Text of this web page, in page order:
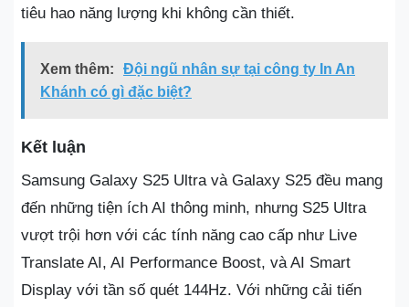
tiêu hao năng lượng khi không cần thiết.
Xem thêm:
Đội ngũ nhân sự tại công ty In An
Khánh có gì đặc biệt?
Kết luận
Samsung Galaxy S25 Ultra và Galaxy S25 đều mang
đến những tiện ích AI thông minh, nhưng S25 Ultra
vượt trội hơn với các tính năng cao cấp như Live
Translate AI, AI Performance Boost, và AI Smart
Display với tần số quét 144Hz. Với những cải tiến